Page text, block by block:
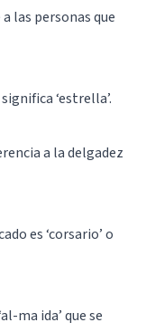
las personas que
‘estrella’.
a la delgadez
es ‘corsario’ o
ma ida’ que se